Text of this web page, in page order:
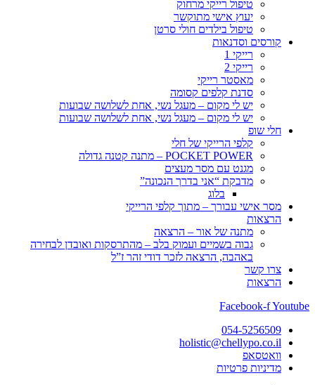
טיפול רייקי מרחוק
יעוץ אישי מתוקשר
טיפול בילדים חולי סרטן
קורסים וסדנאות
רייקי 1
רייקי 2
מאסטר רייקי
סדנת קלפים קסומה
יש לי מקום – מעגל נשי, אחת לשלושה שבועות
יש לי מקום – מעגל נשי, אחת לשלושה שבועות
חלי שופ
קלפי הרייקי של חלי
POCKET POWER – מתנה קטנה גדולה
מגנט עם מסר מעצים
מדבקת “אני בדרך הנכונה”
בלוג
מסר אישי עבורך – מתוך קלפי הרייקי
הרצאות
מתנה של אור – הרצאה
גבוה בשמיים ועמוק בלב – מהתרסקות ואובדן לבחירה
באהבה, הרצאה לזכר דודי זהר ז”ל
צרו קשר
הרצאות
Facebook-fYoutube
054-5256509
holistic@chellypo.co.il
וואטסאפ
מדיניות פרטיות